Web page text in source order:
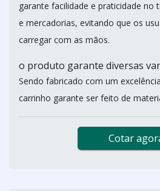
garante facilidade e praticidade no
e mercadorias, evitando que os
carregar com as mãos.
o produto garante diversas
Sendo fabricado com um
carrinho garante ser feito de
Cotar